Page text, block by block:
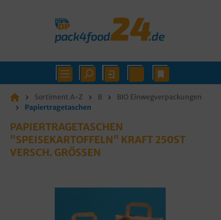
Sortiment A-Z B
BIO Einwegverpackungen
Papiertragetaschen
PAPIERTRAGETASCHEN
"SPEISEKARTOFFELN" KRAFT 250ST
VERSCH. GRÖSSEN